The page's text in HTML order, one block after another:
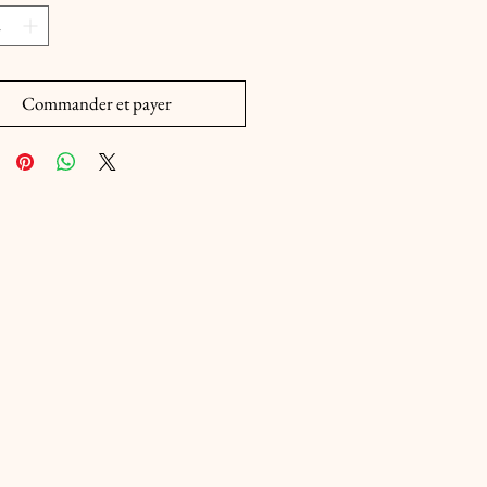
Commander et payer